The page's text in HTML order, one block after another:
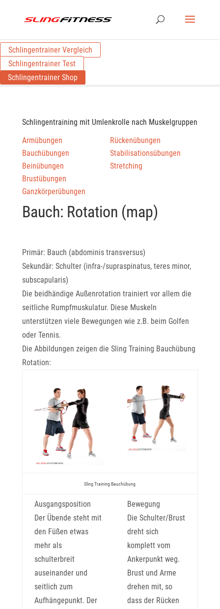
Schlingentrainer Vergleich
Schlingentrainer Test
Schlingentrainer Shop
Schlingentraining mit Umlenkrolle nach Muskelgruppen
Armübungen
Bauchübungen
Beinübungen
Brustübungen
Ganzkörperübungen
Rückenübungen
Stabilisationsübungen
Stretching
Bauch: Rotation (map)
Primär: Bauch (abdominis transversus)
Sekundär: Schulter (infra-/supraspinatus, teres minor,
subscapularis)
Die beidhändige Außenrotation trainiert vor allem die
seitliche Rumpfmuskulatur. Diese Muskeln
unterstützen viele Bewegungen wie z.B. beim Golfen
oder Tennis.
Die Abbildungen zeigen die Sling Training Bauchübung
Rotation:
Sling Training Bauchübung
Ausgangsposition
Der Übende steht mit
den Füßen etwas
mehr als
schulterbreit
auseinander und
seitlich zum
Aufhängepunkt. Der
Bewegung
Die Schulter/Brust
dreht sich
komplett vom
Ankerpunkt weg.
Brust und Arme
drehen mit, so
dass der Rücken